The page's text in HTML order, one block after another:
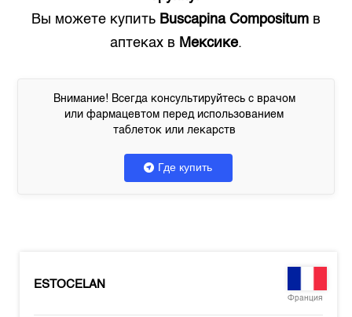
Вы можете купить Buscapina Compositum в
аптеках в Мексике.
Внимание! Всегда консультируйтесь с врачом
или фармацевтом перед использованием
таблеток или лекарств
Где купить
ESTOCELAN
Франция